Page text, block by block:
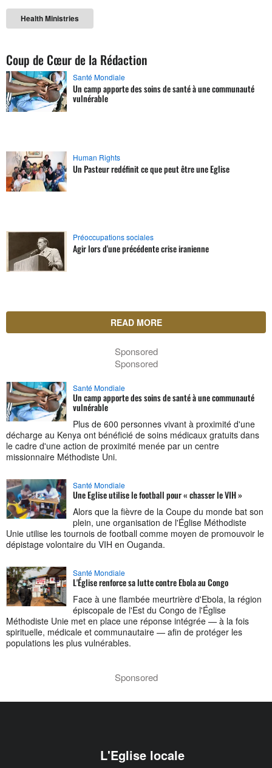
Health Ministries
Coup de Cœur de la Rédaction
Santé Mondiale
Un camp apporte des soins de santé à une communauté
vulnérable
Human Rights
Un Pasteur redéfinit ce que peut être une Eglise
Préoccupations sociales
Agir lors d'une précédente crise iranienne
READ MORE
Sponsored
Sponsored
Santé Mondiale
Un camp apporte des soins de santé à une communauté
vulnérable
Plus de 600 personnes vivant à proximité d'une
décharge au Kenya ont bénéficié de soins médicaux gratuits dans
le cadre d'une action de proximité menée par un centre
missionnaire Méthodiste Uni.
Santé Mondiale
Une Eglise utilise le football pour « chasser le VIH »
Alors que la fièvre de la Coupe du monde bat son
plein, une organisation de l'Église Méthodiste
Unie utilise les tournois de football comme moyen de promouvoir le
dépistage volontaire du VIH en Ouganda.
Santé Mondiale
L'Église renforce sa lutte contre Ebola au Congo
Face à une flambée meurtrière d'Ebola, la région
épiscopale de l'Est du Congo de l'Église
Méthodiste Unie met en place une réponse intégrée — à la fois
spirituelle, médicale et communautaire — afin de protéger les
populations les plus vulnérables.
Sponsored
L'Eglise locale